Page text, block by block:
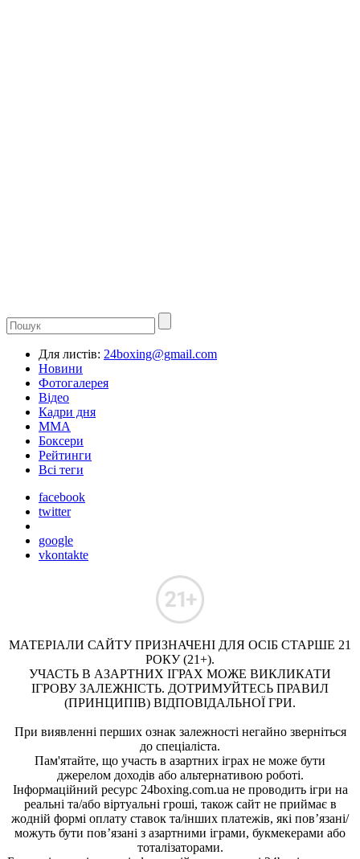
Для листів: 24boxing@gmail.com
Новини
Фотогалерея
Відео
Кадри дня
ММА
Боксери
Рейтинги
Всі теги
facebook
twitter
google
vkontakte
МАТЕРІАЛИ САЙТУ ПРИЗНАЧЕНІ ДЛЯ ОСІБ СТАРШЕ 21
РОКУ (21+).
УЧАСТЬ В АЗАРТНИХ ІГРАХ МОЖЕ ВИКЛИКАТИ
ІГРОВУ ЗАЛЕЖНІСТЬ. ДОТРИМУЙТЕСЬ ПРАВИЛ
(ПРИНЦИПІВ) ВІДПОВІДАЛЬНОЇ ГРИ.
При виявленні перших ознак залежності негайно зверніться
до спеціаліста.
Пам'ятайте, що участь в азартних іграх не може бути
джерелом доходів або альтернативою роботі.
Інформаційний ресурс 24boxing.com.ua не проводить ігри на
реальні та/або віртуальні гроші, також сайт не приймає в
жодній формі оплату ставок та/інших платежів, які пов’язані/
можуть бути пов’язані з азартними іграми, букмекерами або
тоталізаторами.